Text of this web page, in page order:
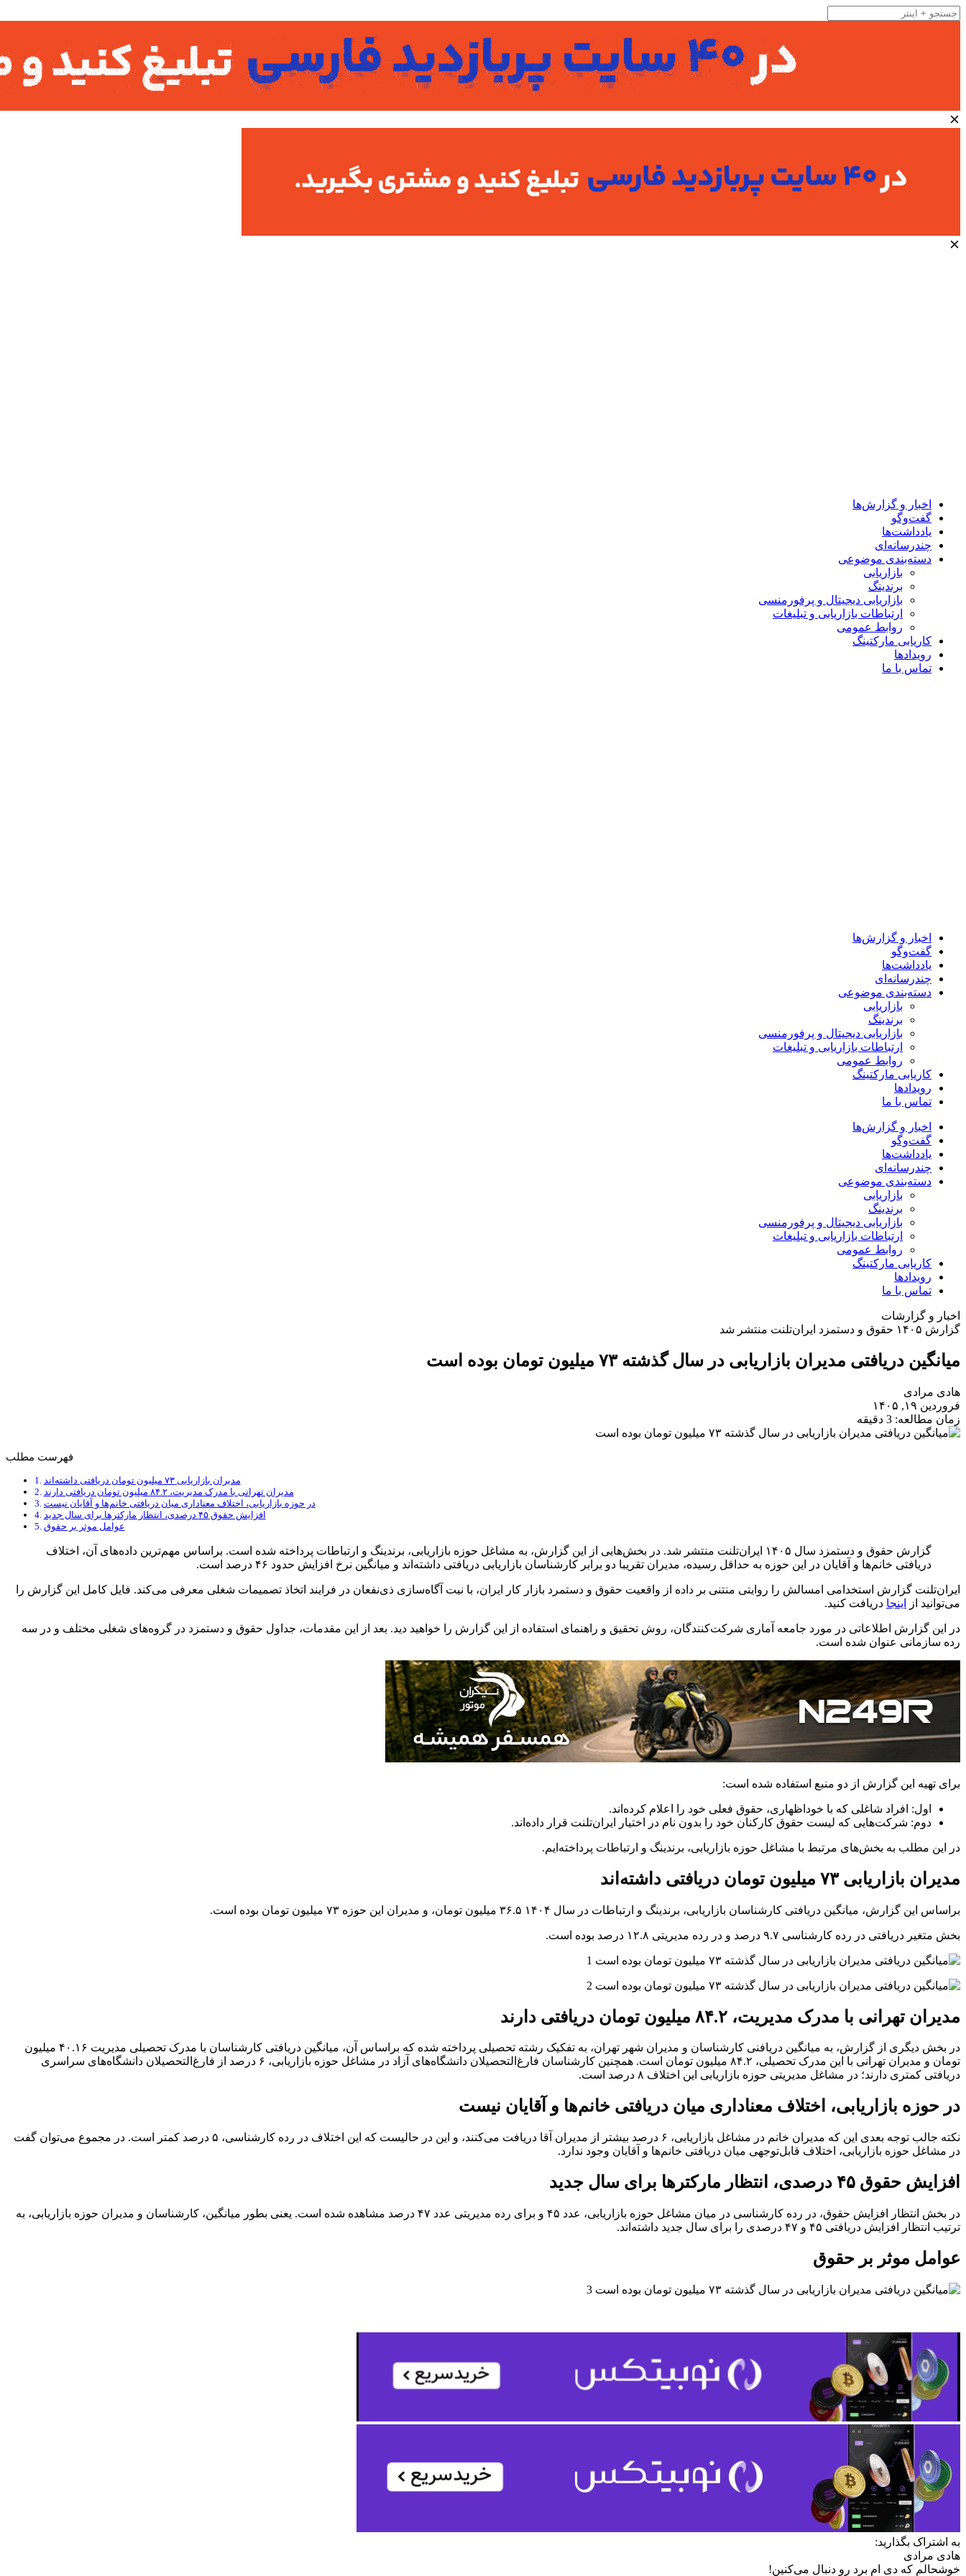
اخبار و گزارش‌ها
گفت‌وگو
یادداشت‌ها
چندرسانه‌ای
دسته‌بندی موضوعی
بازاریابی
برندینگ
بازاریابی دیجیتال و پرفورمنسی
ارتباطات بازاریابی و تبلیغات
روابط عمومی
کاریابی مارکتینگ
رویدادها
تماس با ما
اخبار و گزارش‌ها
گفت‌وگو
یادداشت‌ها
چندرسانه‌ای
دسته‌بندی موضوعی
بازاریابی
برندینگ
بازاریابی دیجیتال و پرفورمنسی
ارتباطات بازاریابی و تبلیغات
روابط عمومی
کاریابی مارکتینگ
رویدادها
تماس با ما
اخبار و گزارش‌ها
گفت‌وگو
یادداشت‌ها
چندرسانه‌ای
دسته‌بندی موضوعی
بازاریابی
برندینگ
بازاریابی دیجیتال و پرفورمنسی
ارتباطات بازاریابی و تبلیغات
روابط عمومی
کاریابی مارکتینگ
رویدادها
تماس با ما
اخبار و گزارشات
گزارش ۱۴۰۵ حقوق و دستمزد ایران‌تلنت منتشر شد
میانگین دریافتی مدیران بازاریابی در سال گذشته ۷۳ میلیون تومان بوده است
هادی مرادی
فروردین ۱۹, ۱۴۰۵
زمان مطالعه: 3 دقیقه
فهرست مطلب
مدیران بازاریابی ۷۳ میلیون تومان دریافتی داشته‌اند
مدیران تهرانی با مدرک مدیریت، ۸۴.۲ میلیون تومان دریافتی دارند
در حوزه بازاریابی، اختلاف معناداری میان دریافتی خانم‌ها و آقایان نیست
افزایش حقوق ۴۵ درصدی، انتظار مارکترها برای سال جدید
عوامل موثر بر حقوق
گزارش حقوق و دستمزد سال ۱۴۰۵ ایران‌تلنت منتشر شد. در بخش‌هایی از این گزارش، به مشاغل حوزه بازاریابی، برندینگ و ارتباطات پرداخته شده است. براساس مهم‌ترین داده‌های آن، اختلاف
دریافتی خانم‌ها و آقایان در این حوزه به حداقل رسیده، مدیران تقریبا دو برابر کارشناسان بازاریابی دریافتی داشته‌اند و میانگین نرخ افزایش حدود ۴۶ درصد است.
ایران‌تلنت گزارش استخدامی امسالش را روایتی منتنی بر داده از واقعیت حقوق و دستمرد بازار کار ایران، با نیت آگاه‌سازی ذی‌نفعان در فرایند اتخاذ تصمیمات شغلی معرفی می‌کند. فایل کامل این گزارش را
می‌توانید از
اینجا دریافت کنید.
در این گزارش اطلاعاتی در مورد جامعه آماری شرکت‌کنندگان، روش تحقیق و راهنمای استفاده از این گزارش را خواهید دید. بعد از این مقدمات، جداول حقوق و دستمزد در گروه‌های شغلی مختلف و در سه
رده سازمانی عنوان شده است.
برای تهیه این گزارش از دو منبع استفاده شده است:
اول: افراد شاغلی که با خوداظهاری، حقوق فعلی خود را اعلام کرده‌اند.
دوم: شرکت‌هایی که لیست حقوق کارکنان خود را بدون نام در اختیار ایران‌تلنت قرار داده‌اند.
در این مطلب به بخش‌های مرتبط با مشاغل حوزه بازاریابی، برندینگ و ارتباطات پرداخته‌ایم.
مدیران بازاریابی ۷۳ میلیون تومان دریافتی داشته‌اند
براساس این گزارش، میانگین دریافتی کارشناسان بازاریابی، برندینگ و ارتباطات در سال ۱۴۰۴ ۳۶.۵ میلیون تومان، و مدیران این حوزه ۷۳ میلیون تومان بوده است.
بخش متغیر دریافتی در رده کارشناسی ۹.۷ درصد و در رده مدیریتی ۱۲.۸ درصد بوده است.
مدیران تهرانی با مدرک مدیریت، ۸۴.۲ میلیون تومان دریافتی دارند
در بخش دیگری از گزارش، به میانگین دریافنی کارشناسان و مدیران شهر تهران، به تفکیک رشته تحصیلی پرداخته شده که براساس آن، میانگین دریافتی کارشناسان با مدرک تحصیلی مدیریت ۴۰.۱۶ میلیون
تومان و مدیران تهرانی با این مدرک تحصیلی، ۸۴.۲ میلیون تومان است. همچنین کارشناسان فارغ‌التحصیلان دانشگاه‌های آزاد در مشاغل حوزه بازاریابی، ۶ درصد از فارغ‌التحصیلان دانشگاه‌های سراسری
دریافتی کمتری دارند؛ در مشاغل مدیریتی حوزه بازاریابی این اختلاف ۸ درصد است.
در حوزه بازاریابی، اختلاف معناداری میان دریافتی خانم‌ها و آقایان نیست
نکته جالب توجه بعدی این که مدیران خانم در مشاغل بازاریابی، ۶ درصد بیشتر از مدیران آقا دریافت می‌کنند، و این در حالیست که این اختلاف در رده کارشناسی، ۵ درصد کمتر است. در مجموع می‌توان گفت
در مشاغل حوزه بازاریابی، اختلاف قابل‌توجهی میان دریافتی خانم‌ها و آقایان وجود ندارد.
افزایش حقوق ۴۵ درصدی، انتظار مارکترها برای سال جدید
در بخش انتظار افزایش حقوق، در رده کارشناسی در میان مشاغل حوزه بازاریابی، عدد ۴۵ و برای رده مدیریتی عدد ۴۷ درصد مشاهده شده است. یعنی بطور میانگین، کارشناسان و مدیران حوزه بازاریابی، به
ترتیب انتظار افزایش دریافتی ۴۵ و ۴۷ درصدی را برای سال جدید داشته‌اند.
عوامل موثر بر حقوق
به اشتراک بگذارید:
هادی مرادی
خوشحالم که دی ام برد رو دنبال می‌کنین!